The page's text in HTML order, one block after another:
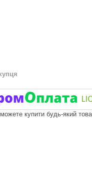
купити будь-який